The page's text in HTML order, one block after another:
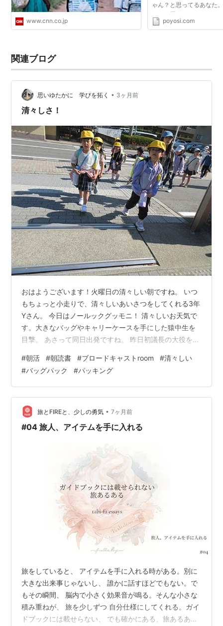
www.cnn.co.jp
ゃん？と思ってるあなた
ソコン用のバッグパック
ぶことを目的として設計
poyosi.com
関連ブログ
思いゆたかに 学びを拓く • 3ヶ月前
清々しさ！
おはようございます！火曜日の清々しい朝ですね。 いつ
もちょっと小走りで、清々しいあいさつをしてくれる3年
Yさん。 今日はノールックグッモニ！ 清々しいお天気で
す。大きなバッグやキャリーケースを手にした猿中生を
目撃。 あさって同日出発ですね。 昨日初議長の大役を終
さん、ニュース原稿デビューです。緊張した面持ちでし
たが・・・。 もう堂々とした声で、しかもノーミス。抑
揚もあり聞きやすい！清々しいデビュー日！！ 朝読書、1
年生没頭！ ＜四方山話＞ 週末のお天気もまずまずです。
今朝の放送担当6-1Kさん、旅行の支度どう？ 「今日帰っ
てから始めます…
#朝活 #朝読書 #ブロードキャストroom #清々しい
#バッグパック #パッキング
旅とFIREと、少しの勇気 • 7ヶ月前
#04 旅人、アイテムを手に入れる
旅をしていると、 アイテムを手に入れる時がある。別に
大きな出来事じゃないし、 誰かに話すほどでもない。で
もその瞬間、 脳内で小さく効果音が鳴る。そんな小さな
積み重ねが、 旅を少しずつ 自分仕様にしてくれる。ガイ
ドブックには載せらない、 でも確かにある、旅あるあ